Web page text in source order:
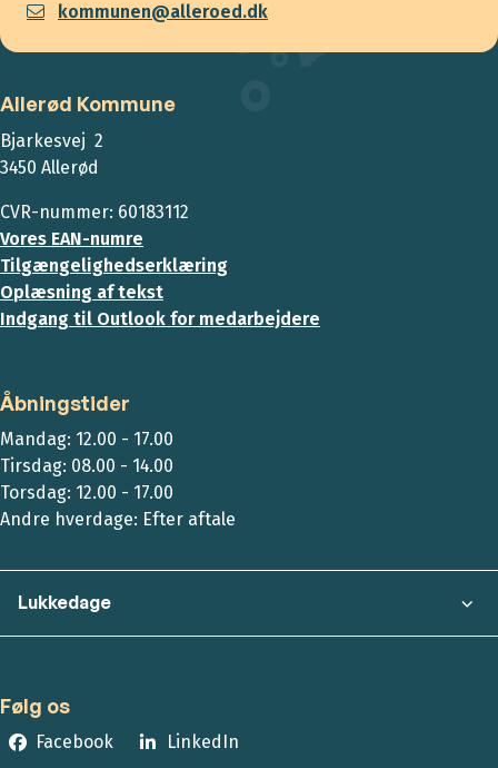
kommunen@alleroed.dk
Allerød Kommune
Bjarkesvej 2
3450 Allerød
CVR-nummer: 60183112
Vores EAN-numre
Tilgængelighedserklæring
Oplæsning af tekst
Indgang til Outlook for medarbejdere
Åbningstider
Mandag: 12.00 - 17.00
Tirsdag: 08.00 - 14.00
Torsdag: 12.00 - 17.00
Andre hverdage: Efter aftale
Lukkedage
Følg os
Facebook LinkedIn